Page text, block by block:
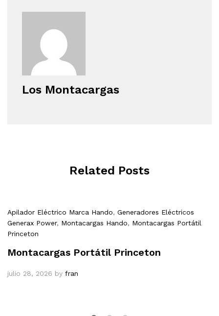
Los Montacargas
Related Posts
Apilador Eléctrico Marca Hando, Generadores Eléctricos
Generax Power, Montacargas Hando, Montacargas Portátil
Princeton
Montacargas Portátil Princeton
julio 28, 2026 by fran